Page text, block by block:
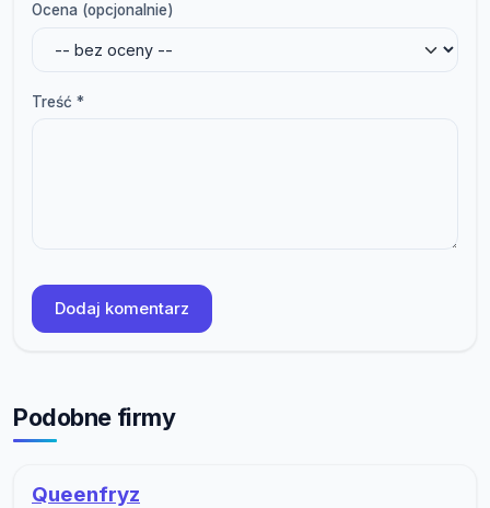
Ocena (opcjonalnie)
Treść *
Dodaj komentarz
Podobne firmy
Queenfryz